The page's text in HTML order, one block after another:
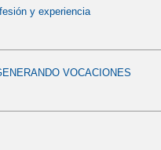
y experiencia
VOCACIONES